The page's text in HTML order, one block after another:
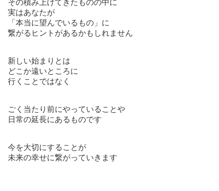
その積み上げてきたものの中に
実はあなたが
「本当に望んでいるもの」に
繋がるヒントがあるかもしれません
新しい始まりとは
どこか遠いところに
行くことではなく
ごく当たり前にやっていることや
日常の延長にあるものです
今を大切にすることが
未来の幸せに繋がっていきます